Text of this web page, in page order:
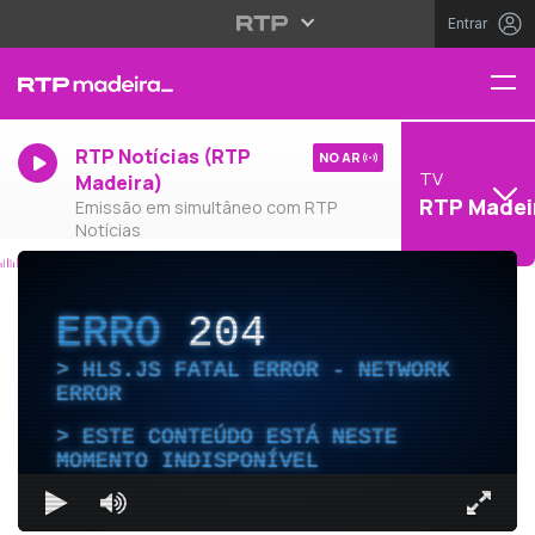
Entrar
RTP Notícias (RTP
Madeira)
Emissão em simultâneo com RTP
Notícias
NO AR
TV
RTP
ERRO204
HLS.JS FATAL ERROR - NETWORK
ERROR
ESTE CONTEÚDO ESTÁ NESTE
MOMENTO INDISPONÍVEL